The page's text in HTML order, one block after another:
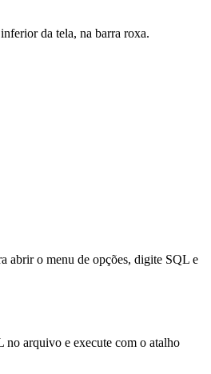
da tela, na barra roxa.
abrir o menu de opções, digite SQL e
no arquivo e execute com o atalho